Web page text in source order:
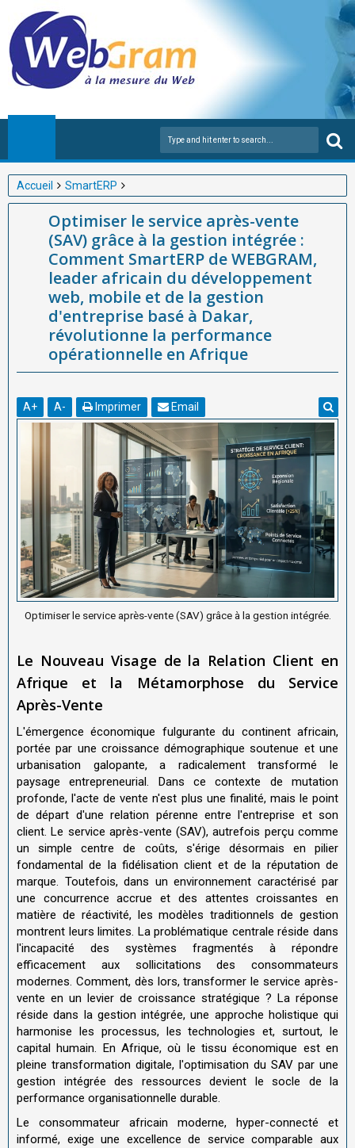
Accueil
SmartERP
Optimiser le service après-vente (SAV) grâce à la gestion
intégrée : Comment SmartERP de WEBGRAM, leader africain du
développement web, mobile et de la gestion d'entreprise basé à
Dakar, révolutionne la performance opérationnelle en Afrique
Optimiser le service après-vente
(SAV) grâce à la gestion intégrée :
Comment SmartERP de WEBGRAM,
leader africain du développement
web, mobile et de la gestion
d'entreprise basé à Dakar,
révolutionne la performance
opérationnelle en Afrique
A+ A- Imprimer Email
Optimiser le service après-vente (SAV) grâce à la gestion intégrée.
Le Nouveau Visage de la Relation Client en
Afrique et la Métamorphose du Service
Après-Vente
L'émergence économique fulgurante du continent africain,
portée par une croissance démographique soutenue et une
urbanisation galopante, a radicalement transformé le
paysage entrepreneurial. Dans ce contexte de mutation
profonde, l'acte de vente n'est plus une finalité, mais le point
de départ d'une relation pérenne entre l'entreprise et son
client. Le service après-vente (SAV), autrefois perçu comme
un simple centre de coûts, s'érige désormais en pilier
fondamental de la fidélisation client et de la réputation de
marque. Toutefois, dans un environnement caractérisé par
une concurrence accrue et des attentes croissantes en
matière de réactivité, les modèles traditionnels de gestion
montrent leurs limites. La problématique centrale réside dans
l'incapacité des systèmes fragmentés à répondre
efficacement aux sollicitations des consommateurs
modernes. Comment, dès lors, transformer le service après-
vente en un levier de croissance stratégique ? La réponse
réside dans la gestion intégrée, une approche holistique qui
harmonise les processus, les technologies et, surtout, le
capital humain. En Afrique, où le tissu économique est en
pleine transformation digitale, l'optimisation du SAV par une
gestion intégrée des ressources devient le socle de la
performance organisationnelle durable.
Le consommateur africain moderne, hyper-connecté et
informé, exige une excellence de service comparable aux